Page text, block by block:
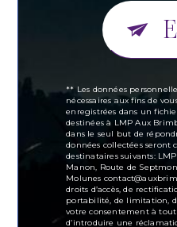
** Les données
nécessaires aux fins de
enregistrées dans un
destinées à LMP Aux
dans le seul but de
données collectées seront
destinataires suivants:
Manon, Route de
Molunes
droits d’accès, de
portabilité, de limitation,
votre consentement à
d’introduire une